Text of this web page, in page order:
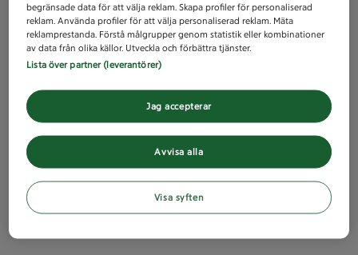
begränsade data för att välja reklam. Skapa profiler för personaliserad
reklam. Använda profiler för att välja personaliserad reklam. Mäta
reklamprestanda. Förstå målgrupper genom statistik eller kombinationer
av data från olika källor. Utveckla och förbättra tjänster.
Lista över partner (leverantörer)
Avvisa alla
Jag accepterar
Visa syften